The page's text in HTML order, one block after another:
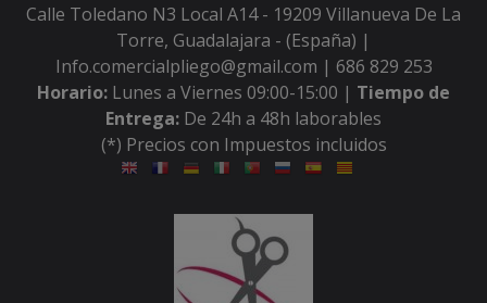
Calle Toledano N3 Local A14 - 19209 Villanueva De La
Torre, Guadalajara - (España) |
Info.comercialpliego@gmail.com | 686 829 253
Horario: Lunes a Viernes 09:00-15:00 | Tiempo de
Entrega: De 24h a 48h laborables
(*) Precios con Impuestos incluidos